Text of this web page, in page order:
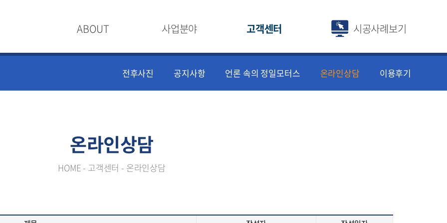
ABOUT 사업분야 고객센터 시공사례보기
전후사진 공지사항 언론 속의 정일모터스 온라인상담 이용후기
온라인상담
HOME - 고객센터 - 온라인상담